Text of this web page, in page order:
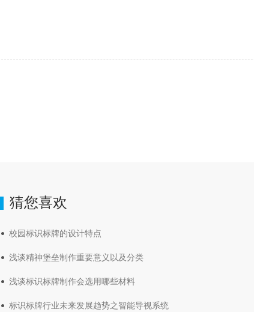
猜您喜欢
校园标识标牌的设计特点
浅谈精神堡垒制作重要意义以及分类
浅谈标识标牌制作会选用哪些材料
标识标牌行业未来发展趋势之智能导视系统